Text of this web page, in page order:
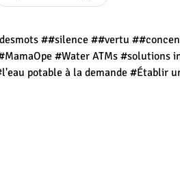
##silence ##vertu
#Water ATMs #solutions
potable à la demande#Établir